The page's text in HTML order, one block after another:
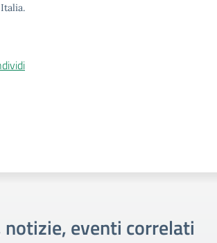
notizie, eventi correlati